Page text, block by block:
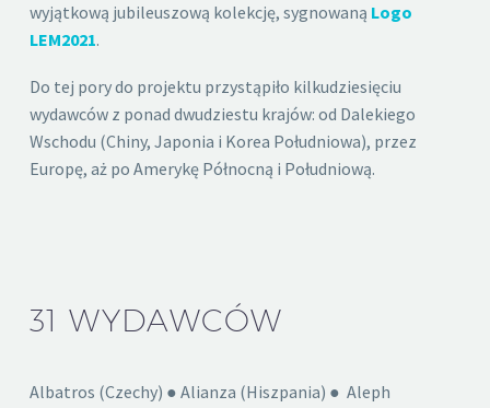
wyjątkową jubileuszową kolekcję, sygnowaną Logo
LEM2021.
Do tej pory do projektu przystąpiło kilkudziesięciu
wydawców z ponad dwudziestu krajów: od Dalekiego
Wschodu (Chiny, Japonia i Korea Południowa), przez
Europę, aż po Amerykę Północną i Południową.
31 WYDAWCÓW
Albatros (Czechy) ● Alianza (Hiszpania) ● Aleph